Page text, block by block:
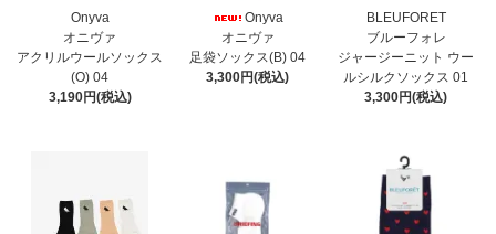
Onyva
オニヴァ
アクリルウールソックス
(O) 04
3,190円(税込)
Onyva
オニヴァ
足袋ソックス(B) 04
3,300円(税込)
BLEUFORET
ブルーフォレ
ジャージーニット ウー
ルシルクソックス 01
3,300円(税込)